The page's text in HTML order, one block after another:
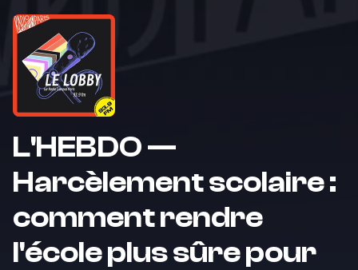
L'HEBDO —
Harcèlement scolaire :
comment rendre
l'école plus sûre pour